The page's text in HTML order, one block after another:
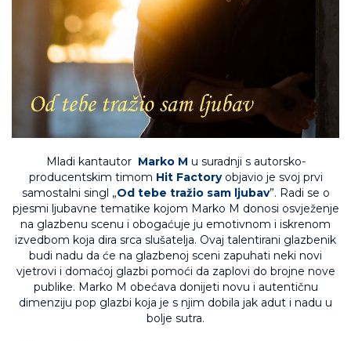
Mladi kantautor Marko M u suradnji s autorsko-
producentskim timom Hit Factoryobjavio je svoj prvi
samostalni singl „Od tebe tražio sam ljubav”. Radi se o
pjesmi ljubavne tematike kojom Marko M donosi osvježenje
na glazbenu scenu i obogaćuje ju emotivnom i iskrenom
izvedbom koja dira srca slušatelja. Ovaj talentirani glazbenik
budi nadu da će na glazbenoj sceni zapuhati neki novi
vjetrovi i domaćoj glazbi pomoći da zaplovi do brojne nove
publike. Marko M obećava donijeti novu i autentičnu
dimenziju pop glazbi koja je s njim dobila jak adut i nadu u
bolje sutra.